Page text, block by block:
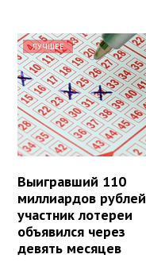
ЛУЧШЕЕ
Выигравший 110
миллиардов рублей
участник лотереи
объявился через
девять месяцев